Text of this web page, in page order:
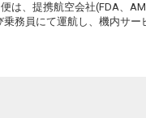
は、提携航空会社(FDA、
務員にて運航し、機内サー